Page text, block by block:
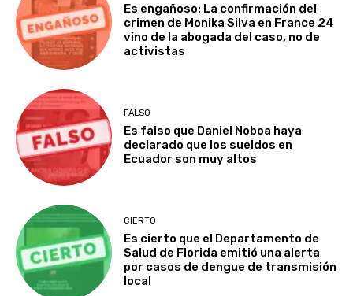
Es engañoso: La confirmación del
crimen de Monika Silva en France 24
vino de la abogada del caso, no de
activistas
FALSO
Es falso que Daniel Noboa haya
declarado que los sueldos en
Ecuador son muy altos
CIERTO
Es cierto que el Departamento de
Salud de Florida emitió una alerta
por casos de dengue de transmisión
local